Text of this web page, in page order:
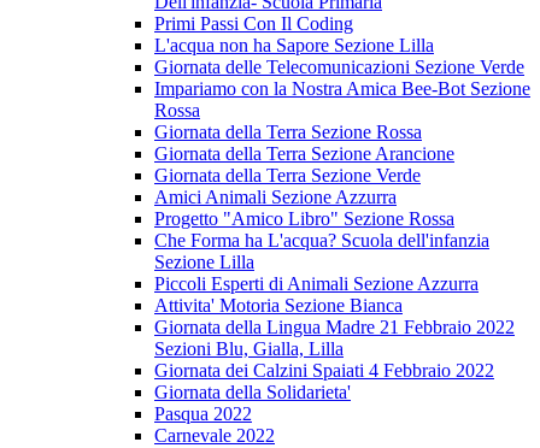
Primi Passi Con Il Coding
L'acqua non ha Sapore Sezione Lilla
Giornata delle Telecomunicazioni Sezione Verde
Impariamo con la Nostra Amica Bee-Bot Sezione
Rossa
Giornata della Terra Sezione Rossa
Giornata della Terra Sezione Arancione
Giornata della Terra Sezione Verde
Amici Animali Sezione Azzurra
Progetto "Amico Libro" Sezione Rossa
Che Forma ha L'acqua? Scuola dell'infanzia
Sezione Lilla
Piccoli Esperti di Animali Sezione Azzurra
Attivita' Motoria Sezione Bianca
Giornata della Lingua Madre 21 Febbraio 2022
Sezioni Blu, Gialla, Lilla
Giornata dei Calzini Spaiati 4 Febbraio 2022
Giornata della Solidarieta'
Pasqua 2022
Carnevale 2022